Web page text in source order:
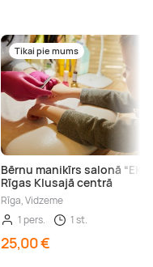
Tikai pie mums
Bērnu manikīrs salonā “EK
Rīgas Klusajā centrā
Rīga, Vidzeme
1 pers.
1 st.
25,00 €